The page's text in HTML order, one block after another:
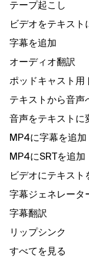
テープ起こし
ビデオをテキスト
字幕を追加
オーディオ翻訳
ポッドキャスト用
テキストから音声
音声をテキストに
MP4に字幕を追加
MP4にSRTを追加
ビデオにテキスト
字幕ジェネレータ
字幕翻訳
リップシンク
すべてを見る